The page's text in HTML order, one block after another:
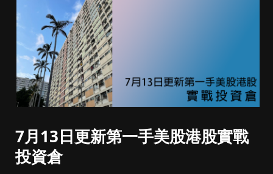
7月13日更新第一手美股港股實戰
投資倉